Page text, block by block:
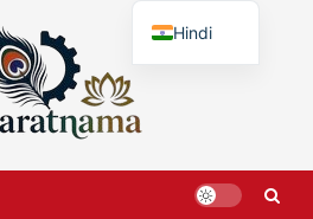
Hindi